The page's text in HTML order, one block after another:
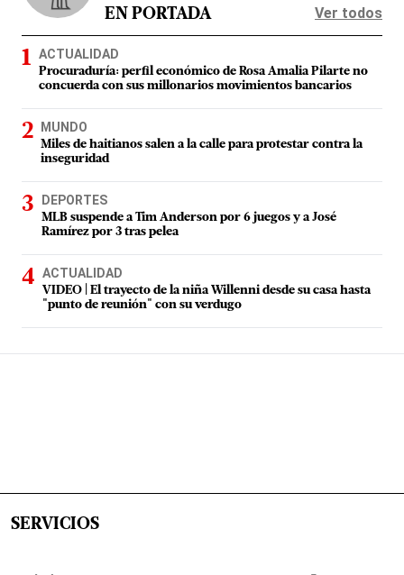
EN PORTADA Ver todos
ACTUALIDAD
Procuraduría: perfil económico de Rosa Amalia Pilarte no
concuerda con sus millonarios movimientos bancarios
MUNDO
Miles de haitianos salen a la calle para protestar contra la
inseguridad
DEPORTES
MLB suspende a Tim Anderson por 6 juegos y a José
Ramírez por 3 tras pelea
ACTUALIDAD
VIDEO | El trayecto de la niña Willenni desde su casa hasta
"punto de reunión" con su verdugo
SERVICIOS